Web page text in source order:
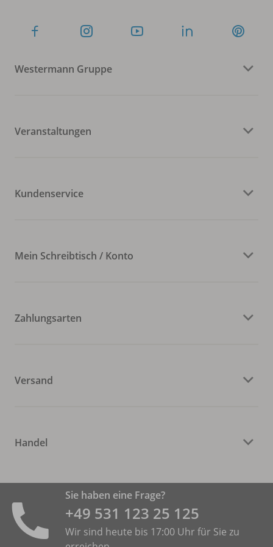
Westermann Gruppe
Veranstaltungen
Kundenservice
Mein Schreibtisch / Konto
Zahlungsarten
Versand
Handel
Sie haben eine Frage?
+49 531 ­123 25 125
Wir sind heute bis 17:00 Uhr für Sie zu